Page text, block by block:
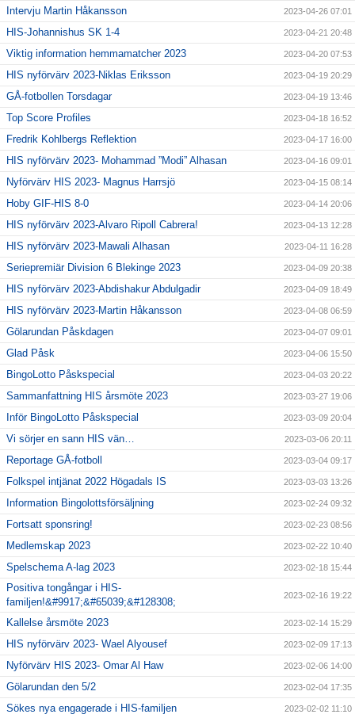
Intervju Martin Håkansson 2023-04-26 07:01
HIS-Johannishus SK 1-4 2023-04-21 20:48
Viktig information hemmamatcher 2023 2023-04-20 07:53
HIS nyförvärv 2023-Niklas Eriksson 2023-04-19 20:29
GÅ-fotbollen Torsdagar 2023-04-19 13:46
Top Score Profiles 2023-04-18 16:52
Fredrik Kohlbergs Reflektion 2023-04-17 16:00
HIS nyförvärv 2023- Mohammad ”Modi” Alhasan 2023-04-16 09:01
Nyförvärv HIS 2023- Magnus Harrsjö 2023-04-15 08:14
Hoby GIF-HIS 8-0 2023-04-14 20:06
HIS nyförvärv 2023-Alvaro Ripoll Cabrera! 2023-04-13 12:28
HIS nyförvärv 2023-Mawali Alhasan 2023-04-11 16:28
Seriepremiär Division 6 Blekinge 2023 2023-04-09 20:38
HIS nyförvärv 2023-Abdishakur Abdulgadir 2023-04-09 18:49
HIS nyförvärv 2023-Martin Håkansson 2023-04-08 06:59
Gölarundan Påskdagen 2023-04-07 09:01
Glad Påsk 2023-04-06 15:50
BingoLotto Påskspecial 2023-04-03 20:22
Sammanfattning HIS årsmöte 2023 2023-03-27 19:06
Inför BingoLotto Påskspecial 2023-03-09 20:04
Vi sörjer en sann HIS vän… 2023-03-06 20:11
Reportage GÅ-fotboll 2023-03-04 09:17
Folkspel intjänat 2022 Högadals IS 2023-03-03 13:26
Information Bingolottsförsäljning 2023-02-24 09:32
Fortsatt sponsring! 2023-02-23 08:56
Medlemskap 2023 2023-02-22 10:40
Spelschema A-lag 2023 2023-02-18 15:44
Positiva tongångar i HIS-
familjen!&#9917;&#65039;&#128308;
2023-02-16 19:22
Kallelse årsmöte 2023 2023-02-14 15:29
HIS nyförvärv 2023- Wael Alyousef 2023-02-09 17:13
Nyförvärv HIS 2023- Omar Al Haw 2023-02-06 14:00
Gölarundan den 5/2 2023-02-04 17:35
Sökes nya engagerade i HIS-familjen 2023-02-02 11:10